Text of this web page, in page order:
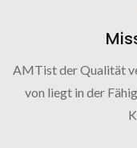
AMTist der Qualität
von liegt in der